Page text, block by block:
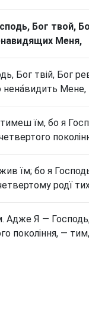
Бог твой,
Меня,
Бог твій, Бог
нена́видить Мене,
їм, бо я
їм; бо я
родї
Я — Господь,
покоління, —